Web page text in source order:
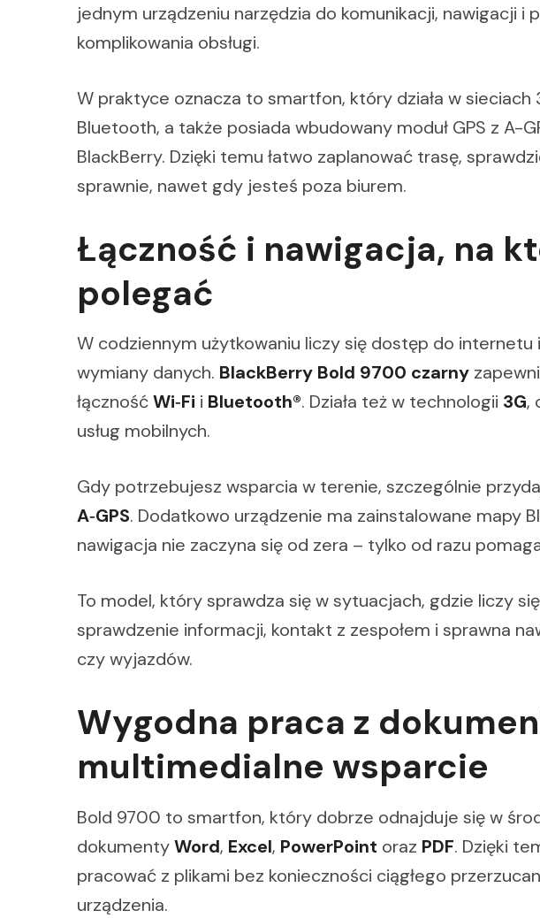
jednym urządzeniu narzędzia do komunikacji, nawigacji i
komplikowania obsługi.
W praktyce oznacza to smartfon, który działa w sieciach
Bluetooth, a także posiada wbudowany moduł GPS z A-
BlackBerry. Dzięki temu łatwo zaplanować trasę,
sprawnie, nawet gdy jesteś poza biurem.
Łączność i nawigacja, na
polegać
W codziennym użytkowaniu liczy się dostęp do internetu
wymiany danych. BlackBerry Bold 9700 czarny
łącznośćWi‑Fi i Bluetooth®. Działa też w technologii 3G,
usług mobilnych.
Gdy potrzebujesz wsparcia w terenie, szczególnie
A‑GPS. Dodatkowo urządzenie ma zainstalowane mapy
nawigacja nie zaczyna się od zera – tylko od razu
To model, który sprawdza się w sytuacjach, gdzie liczy
sprawdzenie informacji, kontakt z zespołem i sprawna
czy wyjazdów.
Wygodna praca z
multimedialne wsparcie
Bold 9700 to smartfon, który dobrze odnajduje się w
dokumentyWord, Excel, PowerPoint oraz PDF. Dzięki
pracować z plikami bez konieczności ciągłego
urządzenia.